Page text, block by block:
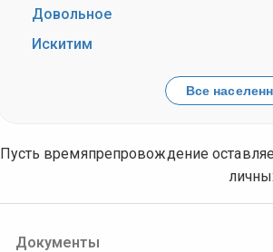
Довольное
Искитим
Все
Пусть времяпрепровождение
Документы